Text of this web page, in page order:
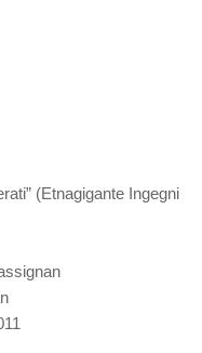
(Etnagigante Ingegni